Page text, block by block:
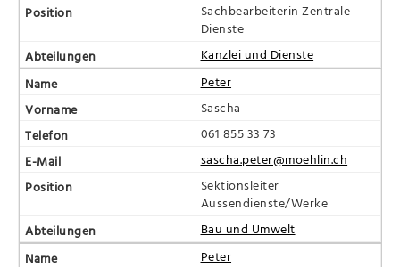
Sachbearbeiterin Zentrale
Dienste
Kanzlei und Dienste
Peter
Sascha
061 855 33 73
sascha.peter@moehlin.ch
Sektionsleiter
Aussendienste/Werke
Bau und Umwelt
Peter